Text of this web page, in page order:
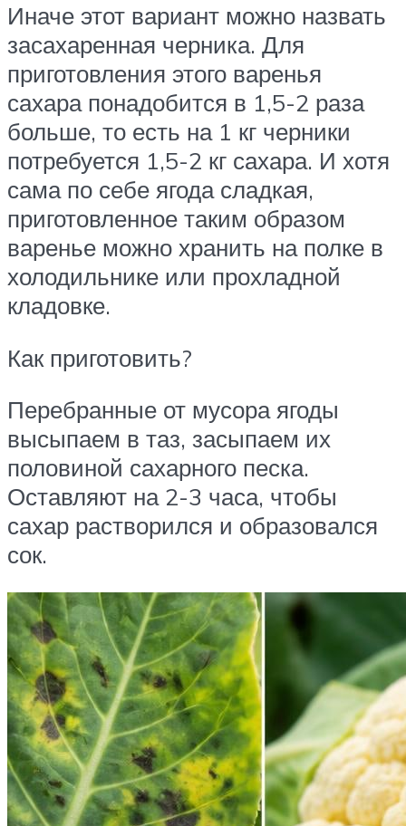
Иначе этот вариант можно назвать
засахаренная черника. Для
приготовления этого варенья
сахара понадобится в 1,5-2 раза
больше, то есть на 1 кг черники
потребуется 1,5-2 кг сахара. И хотя
сама по себе ягода сладкая,
приготовленное таким образом
варенье можно хранить на полке в
холодильнике или прохладной
кладовке.
Как приготовить?
Перебранные от мусора ягоды
высыпаем в таз, засыпаем их
половиной сахарного песка.
Оставляют на 2-3 часа, чтобы
сахар растворился и образовался
сок.